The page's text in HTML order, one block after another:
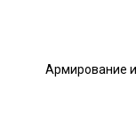
Армирование и